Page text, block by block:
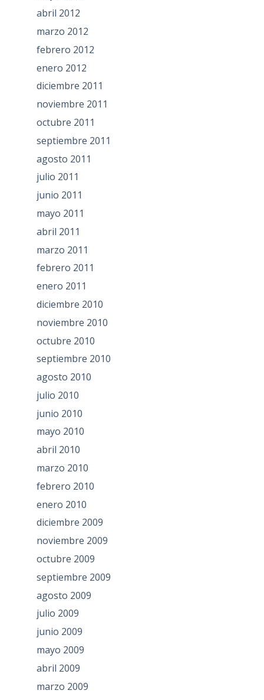
abril 2012
marzo 2012
febrero 2012
enero 2012
diciembre 2011
noviembre 2011
octubre 2011
septiembre 2011
agosto 2011
julio 2011
junio 2011
mayo 2011
abril 2011
marzo 2011
febrero 2011
enero 2011
diciembre 2010
noviembre 2010
octubre 2010
septiembre 2010
agosto 2010
julio 2010
junio 2010
mayo 2010
abril 2010
marzo 2010
febrero 2010
enero 2010
diciembre 2009
noviembre 2009
octubre 2009
septiembre 2009
agosto 2009
julio 2009
junio 2009
mayo 2009
abril 2009
marzo 2009